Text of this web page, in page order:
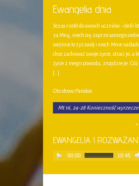
Ewangelia dnia
Jezus rzekł do swoich uczniów: «Jeśli
za Mną, niech się zaprze samego
weźmie krzyż swój i niech Mnie
chce zachować swoje życie, straci je; a
życie z mego powodu, znajdzie je.
[…]
Oto słowo Pańskie
Mt 16, 24-28 Konieczność
EWANGELIA I
00:00 10:45